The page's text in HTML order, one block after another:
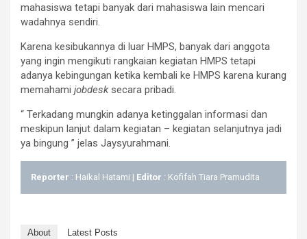
mahasiswa tetapi banyak dari mahasiswa lain mencari
wadahnya sendiri.
Karena kesibukannya di luar HMPS, banyak dari anggota
yang ingin mengikuti rangkaian kegiatan HMPS tetapi
adanya kebingungan ketika kembali ke HMPS karena kurang
memahami jobdesk secara pribadi.
“ Terkadang mungkin adanya ketinggalan informasi dan
meskipun lanjut dalam kegiatan – kegiatan selanjutnya jadi
ya bingung ” jelas Jaysyurahmani.
Reporter : Haikal Hatami | Editor : Kofifah Tiara Pramudita
About Latest Posts